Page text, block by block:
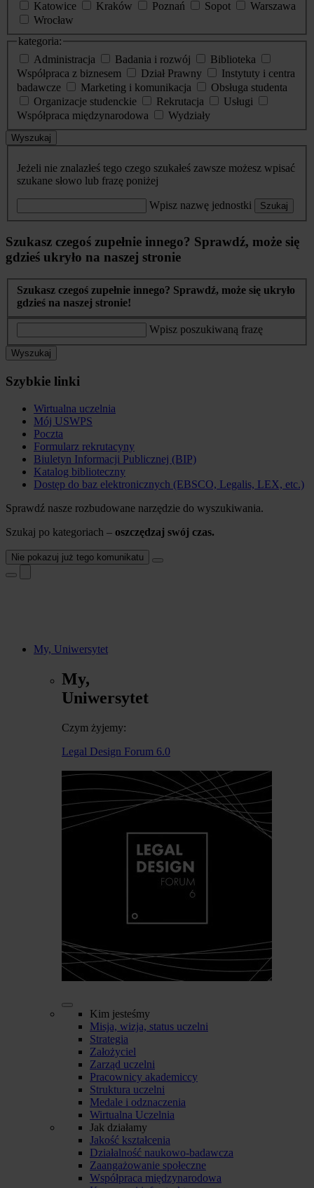
Katowice
Kraków Poznań Sopot
Warszawa
Wrocław
kategoria:
Administracja
Badania i rozwój
Biblioteka
Współpraca z biznesem
Dział Prawny
Instytuty i centra
badawcze
Marketing i komunikacja
Obsługa studenta
Organizacje studenckie
Rekrutacja
Usługi
Współpraca międzynarodowa
Wydziały
Wyszukaj
Jeżeli nie znalazłeś tego czego szukałeś zawsze możesz wpisać
szukane słowo lub frazę poniżej
Wpisz nazwę jednostki Szukaj
Szukasz czegoś zupełnie innego? Sprawdź, może się
gdzieś ukryło na naszej stronie
Szukasz czegoś zupełnie innego? Sprawdź, może się ukryło
gdzieś na naszej stronie!
Wpisz poszukiwaną frazę
Wyszukaj
Szybkie linki
Wirtualna uczelnia
Mój USWPS
Poczta
Formularz rekrutacyny
Biuletyn Informacji Publicznej (BIP)
Katalog biblioteczny
Dostęp do baz elektronicznych (EBSCO, Legalis, LEX, etc.)
Sprawdź nasze rozbudowane narzędzie do wyszukiwania.
Szukaj po kategoriach – oszczędzaj swój czas.
Nie pokazuj już tego komunikatu
My, Uniwersytet
My,
Uniwersytet
Czym żyjemy:
Legal Design Forum 6.0
Kim jesteśmy
Misja, wizja, status uczelni
Strategia
Założyciel
Zarząd uczelni
Pracownicy akademiccy
Struktura uczelni
Medale i odznaczenia
Wirtualna Uczelnia
Jak działamy
Jakość kształcenia
Działalność naukowo-badawcza
Zaangażowanie społeczne
Współpraca międzynarodowa